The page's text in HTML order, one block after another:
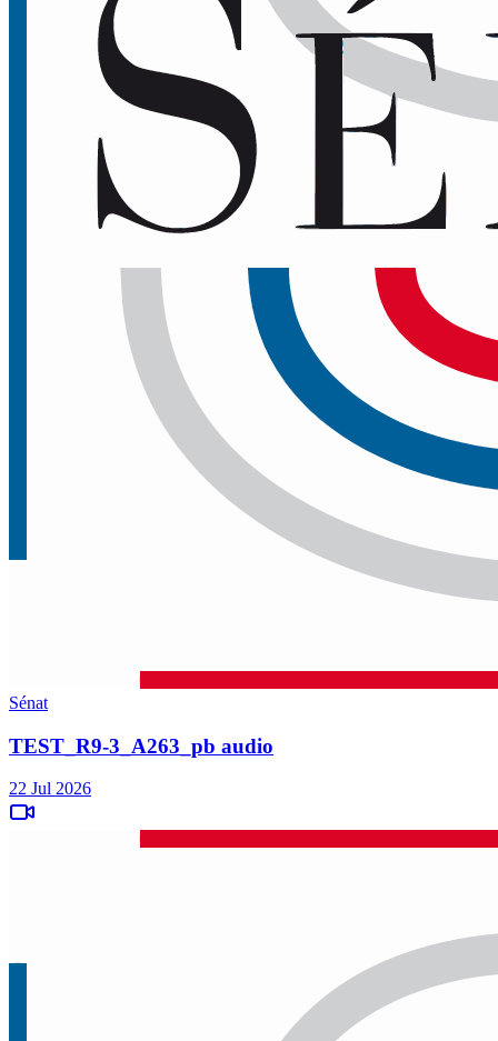
Sénat
TEST_R9-3_A263_pb audio
22 Jul 2026